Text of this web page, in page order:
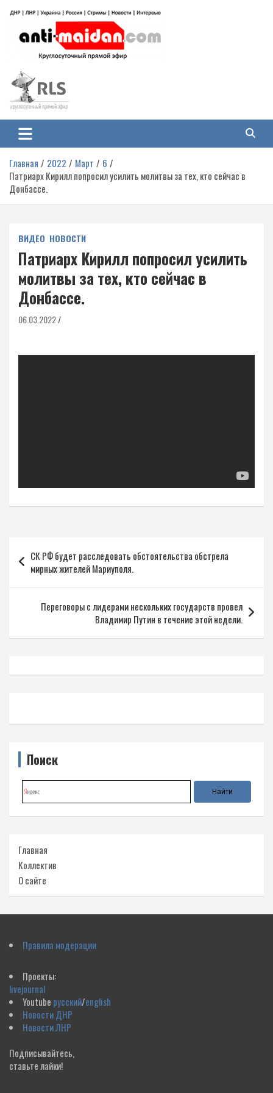
содержимому
Антимайдан: Гражданская война
на Украине
гражданской войне на Украине, включая события в Новороссии, ДНР,
ЛНР и других регионах.
Главная 2022 Март
6
Патриарх Кирилл попросил усилить молитвы за тех, кто сейчас в
Донбассе.
ВИДЕО НОВОСТИ
Патриарх Кирилл попросил усилить
молитвы за тех, кто сейчас в
Донбассе.
06.03.2022
Навигация
по
записям
СК РФ будет расследовать обстоятельства обстрела
мирных жителей Мариуполя.
Переговоры с лидерами нескольких государств провел
Владимир Путин в течение этой недели.
Поиск
Главная
Коллектив
О сайте
Правила модерации
Проекты:
livejournal
Youtube русский/english
Новости ДНР
Новости ЛНР
Подписывайтесь,
ставьте лайки!